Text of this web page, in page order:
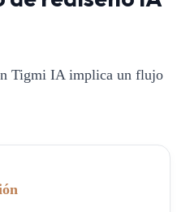
Tigmi IA implica un flujo